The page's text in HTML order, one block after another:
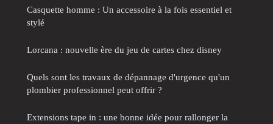
Casquette homme : Un accessoire à la fois essentiel et
stylé
Lorcana : nouvelle ère du jeu de cartes chez disney
Quels sont les travaux de dépannage d'urgence qu'un
plombier professionnel peut offrir ?
Extensions tape in : une bonne idée pour rallonger la